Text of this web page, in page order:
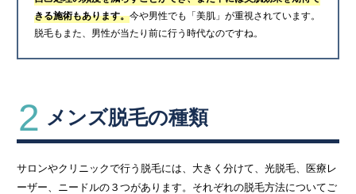
きる施術もあります。今や男性でも「美肌」が重視されています。
脱毛もまた、男性が当たり前に行う時代なのですね。
2 メンズ脱毛の種類
サロンやクリニックで行う脱毛には、大きく分けて、光脱毛、医療レ
ーザー、ニードルの３つがあります。それぞれの脱毛方法についてご